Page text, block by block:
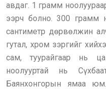
авдаг. 1 грамм
ээрч болно. 300 грамм
сантиметр дөрвөлжин
гутал, хром зэргийг
сам, туурайгаар нь
ноолууртай нь
Баянхонгорын ямаа